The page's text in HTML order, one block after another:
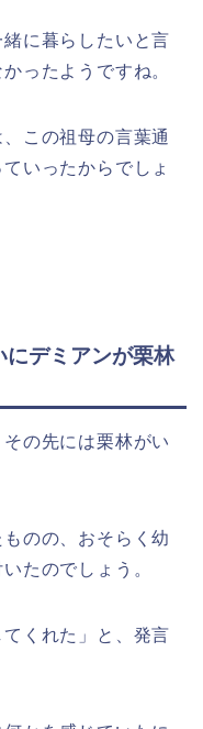
に暮らしたいと言
ったようですね。
この祖母の言葉通
いったからでしょ
にデミアンが栗林
の先には栗林がい
のの、おそらく幼
たのでしょう。
くれた」と、発言